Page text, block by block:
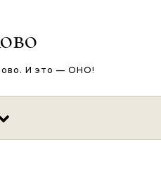
И это — ОНО!